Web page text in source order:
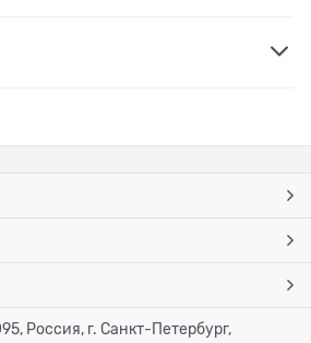
Россия, г. Санкт-Петербург,